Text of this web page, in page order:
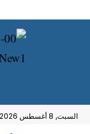
السبت, 8 أغسطس 2026